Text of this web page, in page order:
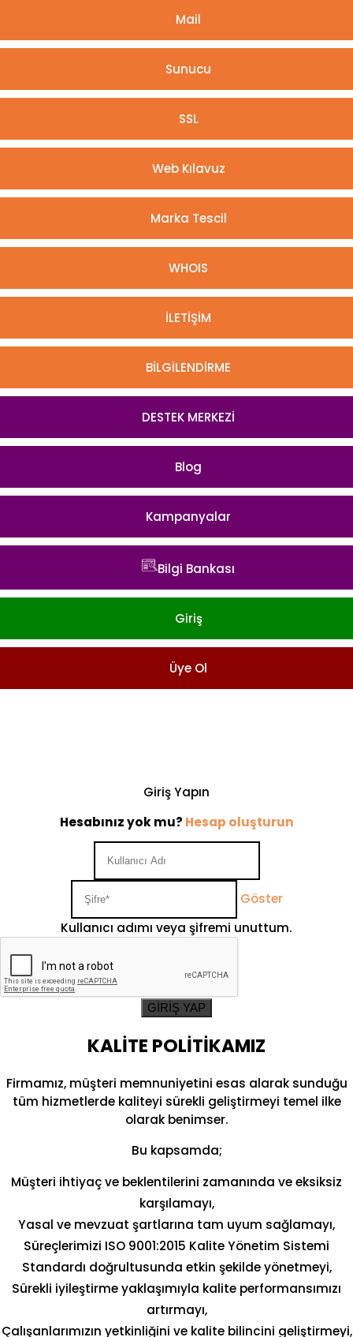
Mail
Sunucu
SSL
Web Kılavuz
Marka Tescil
WHOIS
İLETİŞİM
BİLGİLENDİRME
DESTEK MERKEZİ
Blog
Kampanyalar
Bilgi Bankası
Giriş
Üye Ol
Giriş Yapın
Hesabınız yok mu? Hesap oluşturun
Göster
Kullanıcı adımı veya şifremi unuttum.
GİRİŞ YAP
KALİTE POLİTİKAMIZ
Firmamız, müşteri memnuniyetini esas alarak sunduğu
tüm hizmetlerde kaliteyi sürekli geliştirmeyi temel ilke
olarak benimser.
Bu kapsamda;
Müşteri ihtiyaç ve beklentilerini zamanında ve eksiksiz
karşılamayı,
Yasal ve mevzuat şartlarına tam uyum sağlamayı,
Süreçlerimizi ISO 9001:2015 Kalite Yönetim Sistemi
Standardı doğrultusunda etkin şekilde yönetmeyi,
Sürekli iyileştirme yaklaşımıyla kalite performansımızı
artırmayı,
Çalışanlarımızın yetkinliğini ve kalite bilincini geliştirmeyi,